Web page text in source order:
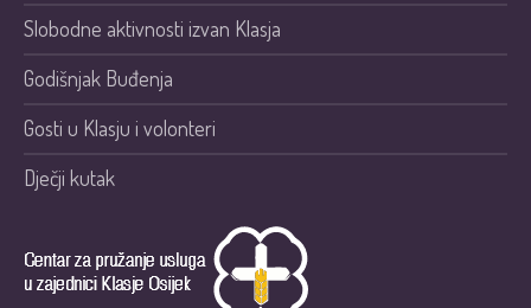
Slobodne aktivnosti izvan Klasja
Godišnjak Buđenja
Gosti u Klasju i volonteri
Dječji kutak